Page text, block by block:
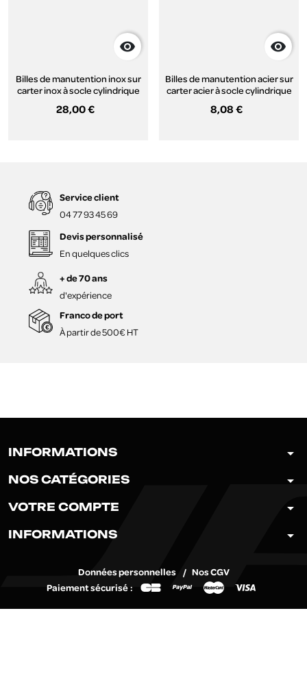

Billes de manutention inox sur
carter inox à socle cylindrique
28,00 €

Billes de manutention acier sur
carter acier à socle cylindrique
8,08 €
Service client
04 77 93 45 69
Devis personnalisé
En quelques clics
+ de 70 ans
d'expérience
Franco de port
À partir de 500€ HT
INFORMATIONS arrow_drop_down
NOS CATÉGORIES arrow_drop_down
INFORMATIONS arrow_drop_down
VOTRE COMPTE arrow_drop_down
Données personnelles
Nos CGV
Paiement sécurisé